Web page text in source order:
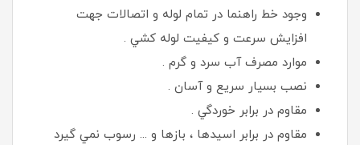
وجود خط راهنما در تمام لوله و اتصالات جهت
افزايش سرعت و كيفيت لوله كشي .
موارد مصرف آب سرد و گرم .
نصب بسيار سريع و آسان .
مقاوم در برابر خوردگي .
مقاوم در برابر اسيدها ، بازها و ... رسوب نمي گيرد